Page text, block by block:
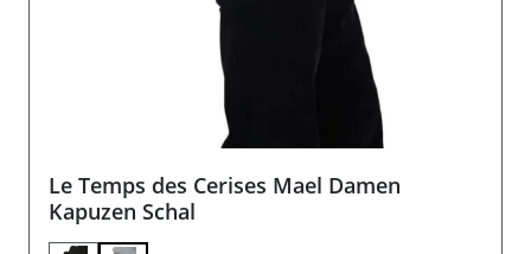
Le Temps des Cerises Mael Damen
Kapuzen Schal